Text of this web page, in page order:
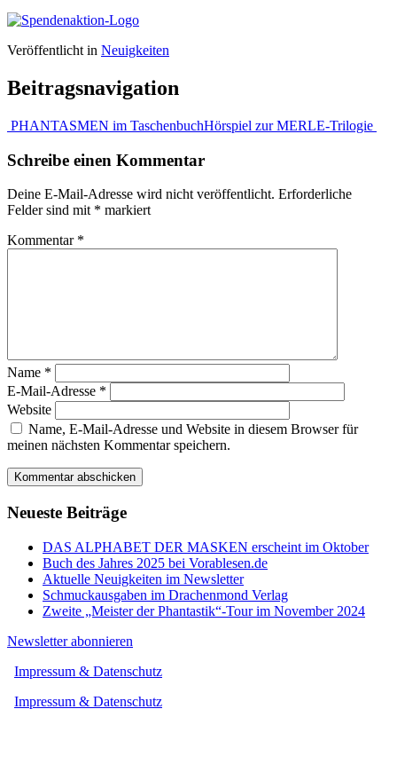
Veröffentlicht in Neuigkeiten
Beitragsnavigation
PHANTASMEN im TaschenbuchHörspiel zur MERLE-Trilogie
Schreibe einen Kommentar
Deine E-Mail-Adresse wird nicht veröffentlicht. Erforderliche
Felder sind mit * markiert
Kommentar *
Name *
E-Mail-Adresse *
Website
Name, E-Mail-Adresse und Website in diesem Browser für
meinen nächsten Kommentar speichern.
Neueste Beiträge
DAS ALPHABET DER MASKEN erscheint im Oktober
Buch des Jahres 2025 bei Vorablesen.de
Aktuelle Neuigkeiten im Newsletter
Schmuckausgaben im Drachenmond Verlag
Zweite „Meister der Phantastik“-Tour im November 2024
Newsletter abonnieren
Impressum & Datenschutz
Impressum & Datenschutz